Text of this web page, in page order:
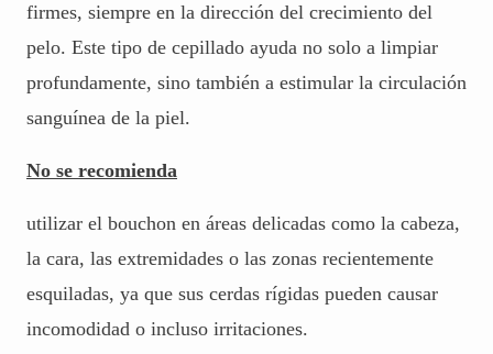
firmes, siempre en la dirección del crecimiento del
pelo. Este tipo de cepillado ayuda no solo a limpiar
profundamente, sino también a estimular la circulación
sanguínea de la piel.
No se recomienda
utilizar el bouchon en áreas delicadas como la cabeza,
la cara, las extremidades o las zonas recientemente
esquiladas, ya que sus cerdas rígidas pueden causar
incomodidad o incluso irritaciones.